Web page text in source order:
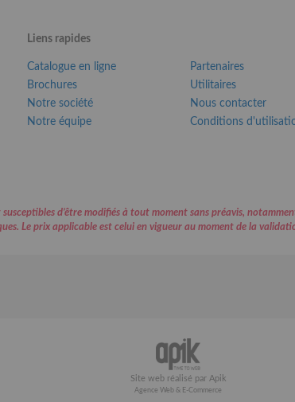
Liens rapides
Catalogue en ligne
Brochures
Notre société
Notre équipe
Partenaires
Utilitaires
Nous contacter
Conditions
d’être modifiés à tout moment sans préavis,
Le prix applicable est celui en vigueur au moment de la
Site web réalisé par Apik
Agence Web & E-Commerce